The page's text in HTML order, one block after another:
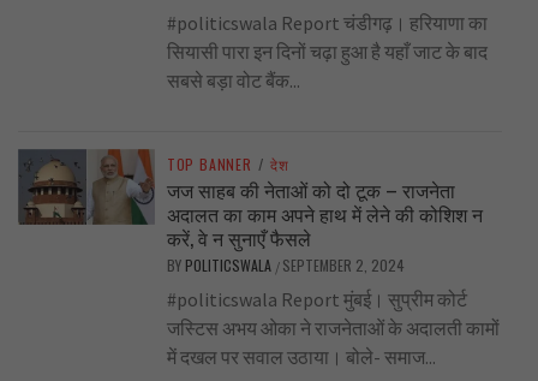
#politicswala Report चंडीगढ़। हरियाणा का
सियासी पारा इन दिनों चढ़ा हुआ है यहाँ जाट के बाद
सबसे बड़ा वोट बैंक...
TOP BANNER / देश
जज साहब की नेताओं को दो टूक – राजनेता
अदालत का काम अपने हाथ में लेने की कोशिश न
करें, वे न सुनाएँ फैसले
BY POLITICSWALA / SEPTEMBER 2, 2024
#politicswala Report मुंबई। सुप्रीम कोर्ट
जस्टिस अभय ओका ने राजनेताओं के अदालती कामों
में दखल पर सवाल उठाया। बोले- समाज...